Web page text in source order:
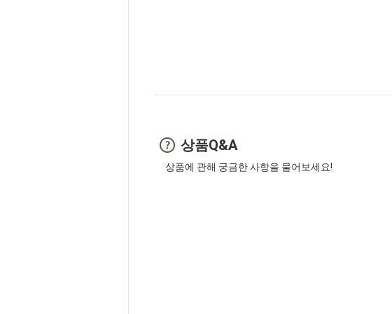
상품Q&A
상품에 관해 궁금한 사항을 물어보세요!